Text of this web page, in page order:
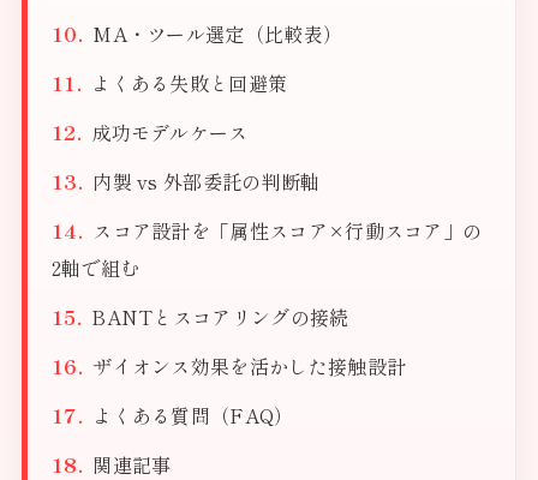
MA・ツール選定（比較表）
よくある失敗と回避策
成功モデルケース
内製 vs 外部委託の判断軸
スコア設計を「属性スコア×行動スコア」の
2軸で組む
BANTとスコアリングの接続
ザイオンス効果を活かした接触設計
よくある質問（FAQ）
関連記事